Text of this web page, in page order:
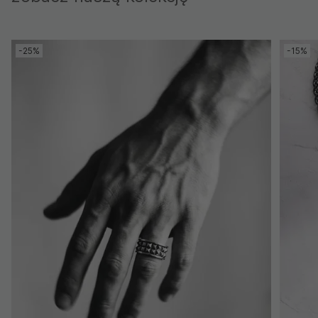
-25% -15%